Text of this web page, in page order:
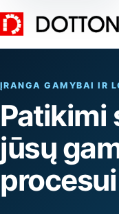
ĮRANGA GAMYBAI IR
Patikimi
jūsų
procesui